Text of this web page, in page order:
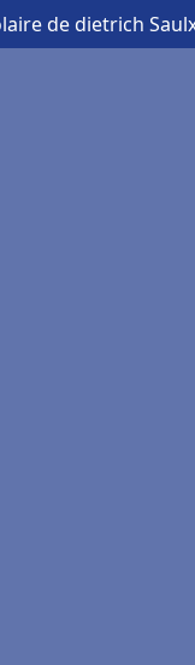
de dietrich